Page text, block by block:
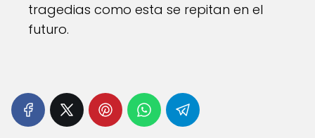
tragedias como esta se repitan en el
futuro.